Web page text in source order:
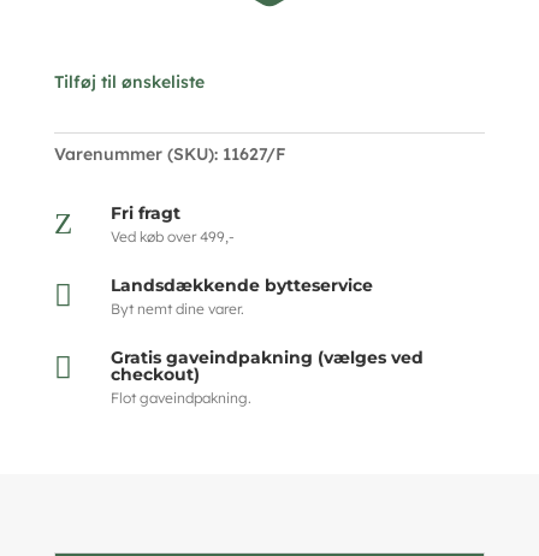
Tilføj til ønskeliste
Varenummer (SKU): 11627/F
Z Fri fragt
Ved køb over 499,-
 Landsdækkende bytteservice
Byt nemt dine varer.
 Gratis gaveindpakning (vælges ved
checkout)
Flot gaveindpakning.